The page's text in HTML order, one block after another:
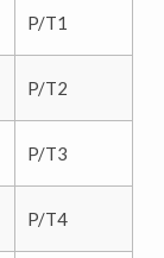
P/T1
P/T2
P/T3
P/T4